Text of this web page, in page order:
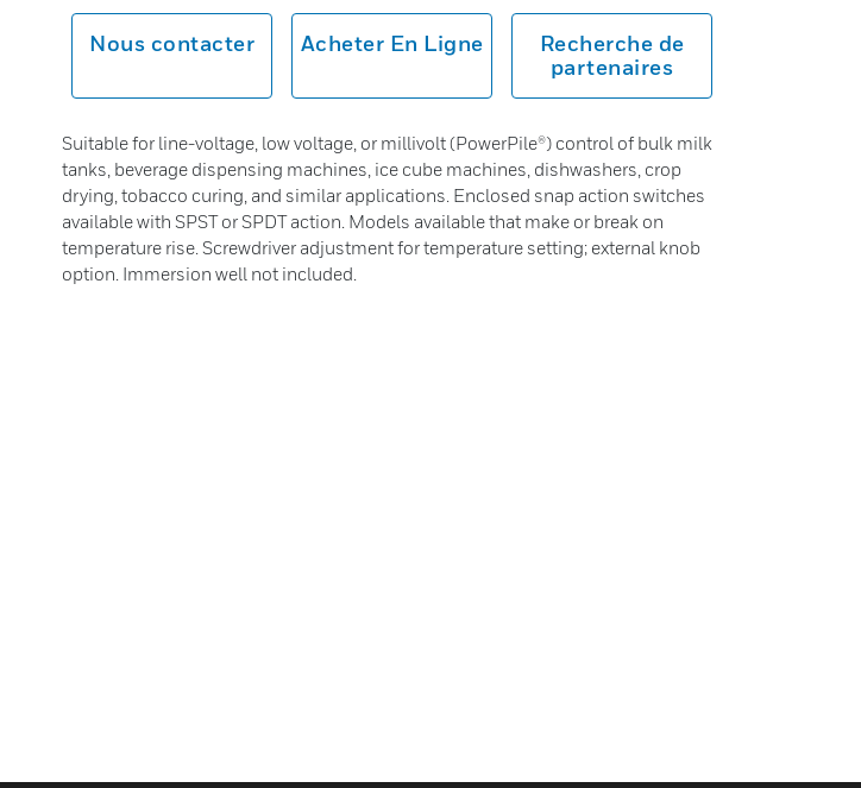
Nous contacter Acheter En Ligne
Recherche de
partenaires
Suitable for line-voltage, low voltage, or millivolt (PowerPile®) control of bulk milk
tanks, beverage dispensing machines, ice cube machines, dishwashers, crop
drying, tobacco curing, and similar applications. Enclosed snap action switches
available with SPST or SPDT action. Models available that make or break on
temperature rise. Screwdriver adjustment for temperature setting; external knob
option. Immersion well not included.